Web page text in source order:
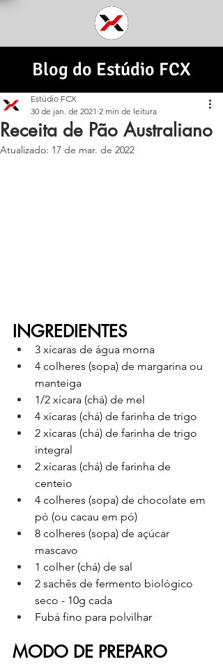
Blog do Estúdio FCX
Receita de Pão Australiano
Estúdio FCX
30 de jan. de 2021 2 min de leitura
Atualizado: 17 de mar. de 2022
INGREDIENTES
3 xícaras de água morna
4 colheres (sopa) de margarina ou
manteiga
1/2 xícara (chá) de mel
4 xícaras (chá) de farinha de trigo
2 xícaras (chá) de farinha de trigo
integral
2 xícaras (chá) de farinha de
centeio
4 colheres (sopa) de chocolate em
pó (ou cacau em pó)
8 colheres (sopa) de açúcar
mascavo
1 colher (chá) de sal
2 sachês de fermento biológico
seco - 10g cada
Fubá fino para polvilhar
MODO DE PREPARO